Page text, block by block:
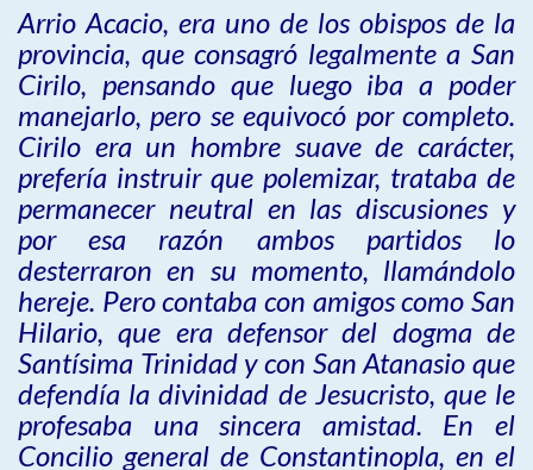
Arrio Acacio, era uno de los obispos de la
provincia, que consagró legalmente a San
Cirilo, pensando que luego iba a poder
manejarlo, pero se equivocó por completo.
Cirilo era un hombre suave de carácter,
prefería instruir que polemizar, trataba de
permanecer neutral en las discusiones y
por esa razón ambos partidos lo
desterraron en su momento, llamándolo
hereje. Pero contaba con amigos como San
Hilario, que era defensor del dogma de
Santísima Trinidad y con San Atanasio que
defendía la divinidad de Jesucristo, que le
profesaba una sincera amistad. En el
Concilio general de Constantinopla, en el